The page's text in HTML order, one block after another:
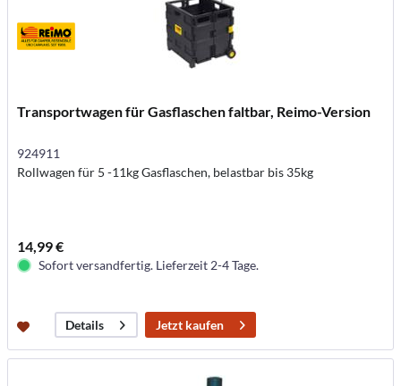
Transportwagen für Gasflaschen faltbar, Reimo-Version
924911
Rollwagen für 5 -11kg Gasflaschen, belastbar bis 35kg
14,99 €
Sofort versandfertig. Lieferzeit 2-4 Tage.
Details Jetzt kaufen